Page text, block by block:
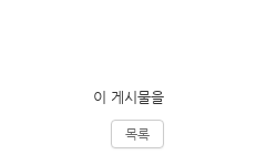
이 게시물을
목록